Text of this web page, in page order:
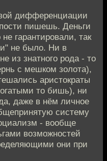
дифференциации
пишешь. Деньги
гарантировали, так
не было. Ни в
из знатного рода - то
с мешком золота),
аристократы
то бишь), ни
даже в нём личное
систему
- вообще
возможностей
они при